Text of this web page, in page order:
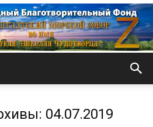
04.07.2019